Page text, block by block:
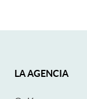
LA AGENCIA